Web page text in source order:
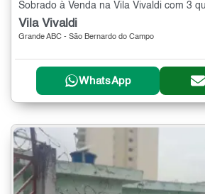
Sobrado à Venda na Vila Vivaldi com 3
Vila Vivaldi
Grande ABC - São Bernardo do Campo
WhatsApp